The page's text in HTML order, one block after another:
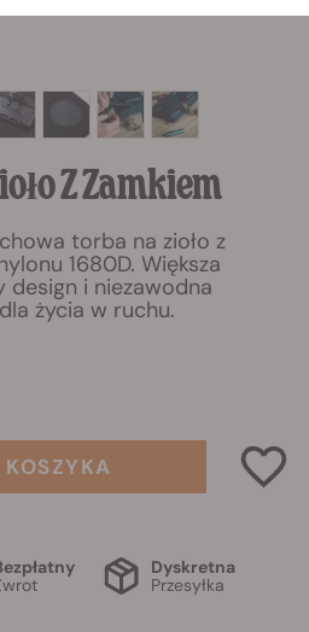
Z Zamkiem
torba na zioło z
1680D. Większa
i niezawodna
życia w ruchu.
Dyskretna
Przesyłka